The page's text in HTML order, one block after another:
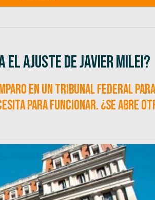
el ajuste de Javier Milei?
en un tribunal federal
para funcionar. ¿Se abre